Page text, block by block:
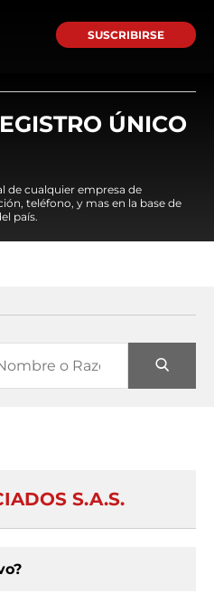
SUSCRIBIRSE
ÚNICO
de cualquier empresa de
teléfono, y mas en la base de
país.
S.A.S.